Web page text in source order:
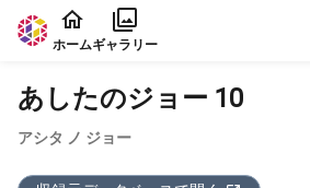
本文に飛ぶ
ホームギャラリー
あしたのジョー 10
アシタ ノ ジョー